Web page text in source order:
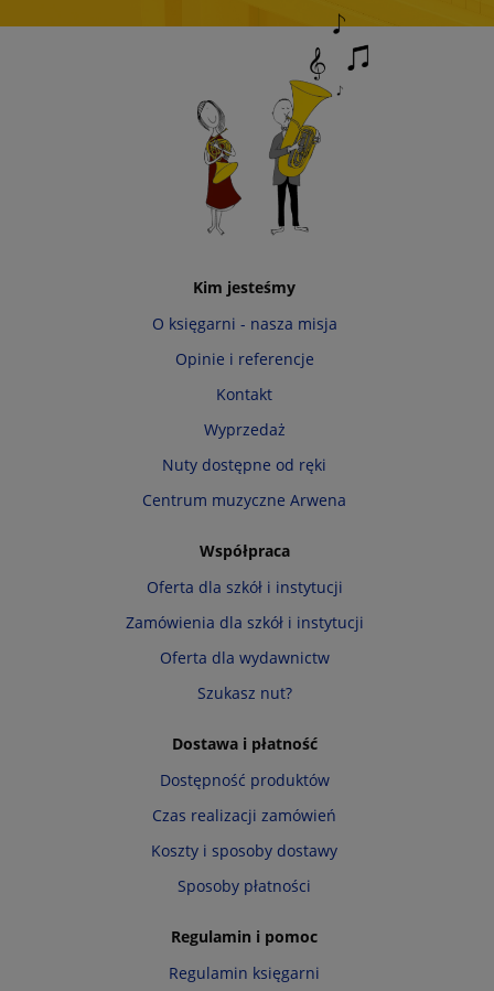
Kim jesteśmy
O księgarni - nasza misja
Opinie i referencje
Kontakt
Wyprzedaż
Nuty dostępne od ręki
Centrum muzyczne Arwena
Współpraca
Oferta dla szkół i instytucji
Zamówienia dla szkół i instytucji
Oferta dla wydawnictw
Szukasz nut?
Dostawa i płatność
Dostępność produktów
Czas realizacji zamówień
Koszty i sposoby dostawy
Sposoby płatności
Regulamin i pomoc
Regulamin księgarni